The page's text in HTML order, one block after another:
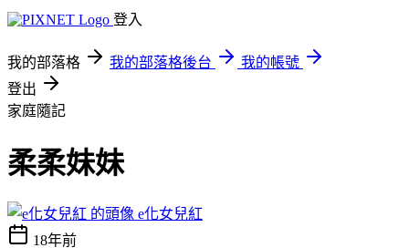
登入
我的部落格 我的部落格後台
我的帳號
登出
家庭隨記
柔柔妹妹
e化女兒紅
18年前